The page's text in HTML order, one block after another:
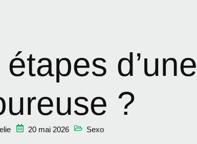
?
20 mai 2026 Sexo